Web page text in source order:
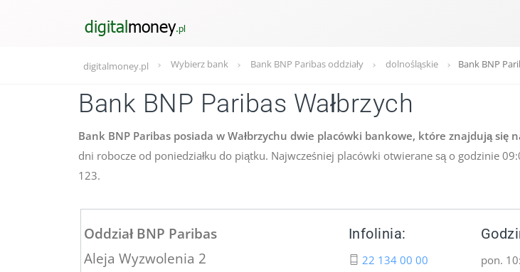
digitalmoney.pl Wybierz bank Bank BNP Paribas oddziały dolnośląskie Bank BNP
Bank BNP Paribas Wałbrzych
Bank BNP Paribas posiada w Wałbrzychu dwie placówki bankowe, które znajdują się
dni robocze od poniedziałku do piątku. Najwcześniej placówki otwierane są o godzinie
123.
Oddział BNP Paribas
Aleja Wyzwolenia 2
Infolinia:
22 134 00 00
pon.